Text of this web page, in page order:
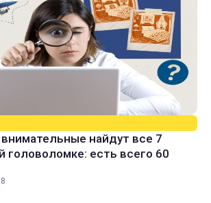
найдут все 7
головоломке: есть всего 60